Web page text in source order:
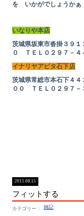
を いかがでしょうかぁ
いなりや本店
茨城県坂東市沓掛３９
０ ＴＥＬ０２９７－４
イナリヤアピタ石下店
茨城県常総市本石下４
００ ＴＥＬ０２９７－
フィットする
2011.08.15
雑記